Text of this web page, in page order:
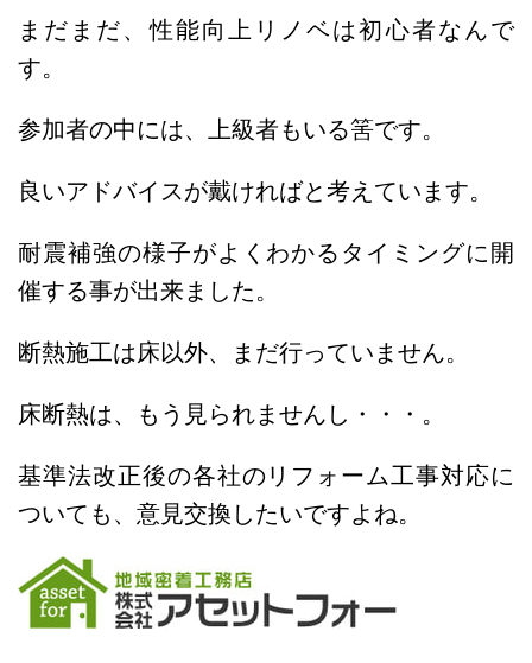
まだまだ、性能向上リノベは初心者なんで
す。
参加者の中には、上級者もいる筈です。
良いアドバイスが戴ければと考えています。
耐震補強の様子がよくわかるタイミングに開
催する事が出来ました。
断熱施工は床以外、まだ行っていません。
床断熱は、もう見られませんし・・・。
基準法改正後の各社のリフォーム工事対応に
ついても、意見交換したいですよね。